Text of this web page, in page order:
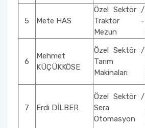
5 Mete HAS
Özel Sektör /
Traktör -
Mezun
6
Mehmet
KÜÇÜKKÖSE
Özel Sektör /
Tarım
Makinaları
7 Erdi DİLBER
Özel Sektör /
Sera
Otomasyon